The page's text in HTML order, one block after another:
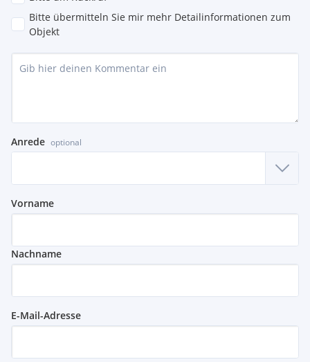
Bitte übermitteln Sie mir mehr Detailinformationen zum
Objekt
Anrede optional
Vorname
Nachname
E-Mail-Adresse